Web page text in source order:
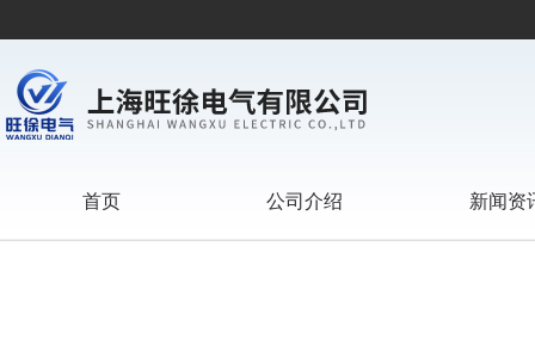
首页 公司介绍 新闻资